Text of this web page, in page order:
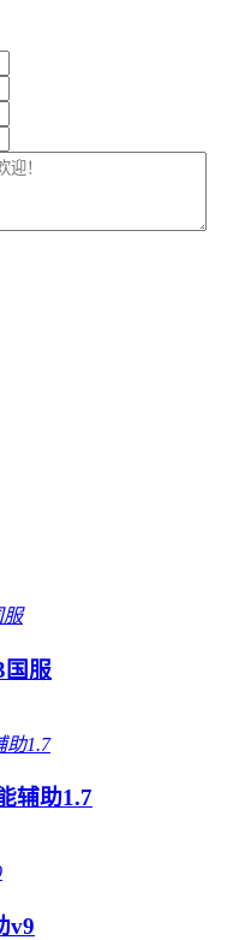
国服
辅助1.7
v9